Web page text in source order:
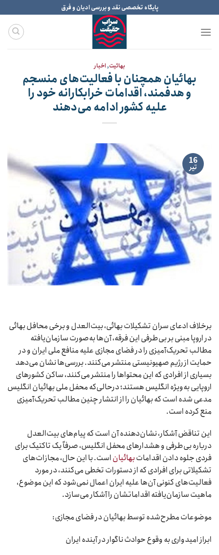
to
content
پایگاه تخصصی نقد و بررسی ادیان و فرق
بهائیت,اخبار
بهائیان همچنان با فعالیت‌های منسجم
و هدفمند، اقدامات خرابکارانه خود را
علیه کشور ادامه می‌دهند
16
تیر
برخلاف ادعای سران تشکیلات بهائی، بیت‌العدل و برخی محافل بهائی
در اروپا مبنی بر بی‌طرفی این فرقه، آن‌ها به‌صورت سازمان‌یافته
مطالب تحریک‌آمیزی را در فضای مجازی علیه منافع ملی ایران و در
حمایت از رژیم صهیونیستی منتشر می‌کنند. بررسی‌ها نشان می‌دهد
بسیاری از افرادی که این محتواها را منتشر می‌کنند، ساکن کشورهای
اروپایی به‌ویژه انگلیس هستند؛ درحالی‌که محفل ملی بهائیان انگلیس
مدعی شده است که بهائیان را از انتشار چنین مطالب تحریک‌آمیزی
منع کرده است.
این تناقض آشکار، نشان‌دهنده آن است که پیام‌های بیت‌العدل
درباره بی‌طرفی و هشدارهای محفل انگلیس، صرفاً یک تاکتیک برای
فردی جلوه دادن اقداماتبهائیاناست. با این حال، مجازات‌های
تشکیلاتی برای افرادی که از دستورات تخطی می‌کنند، در مورد
فعالیت‌های کنونی آن‌ها علیه ایران اعمال نمی‌شود که این موضوع،
ماهیت سازمان‌یافته اقداماتشان را آشکار می‌سازد.
موضوعات مطرح‌شده توسط بهائیان در فضای مجازی:
ابراز امیدواری به وقوع حوادث ناگوار در آینده ایران